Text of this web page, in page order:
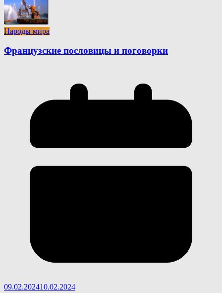
Народы мира
Французские пословицы и поговорки
09.02.202410.02.2024